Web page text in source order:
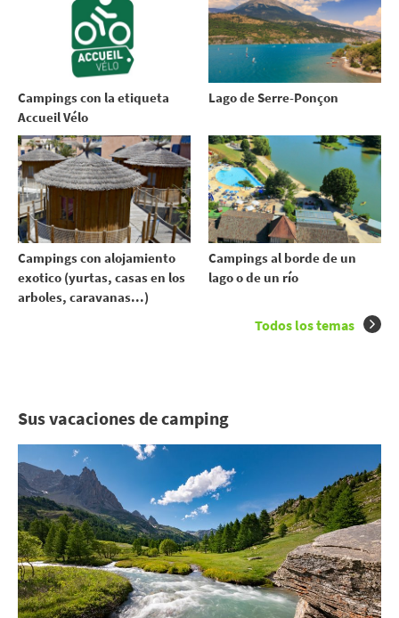
Campings con la etiqueta
Accueil Vélo
Lago de Serre-Ponçon
Campings con alojamiento
exotico (yurtas, casas en los
arboles, caravanas...)
Campings al borde de un
lago o de un río
Todos los temas
Sus vacaciones de camping